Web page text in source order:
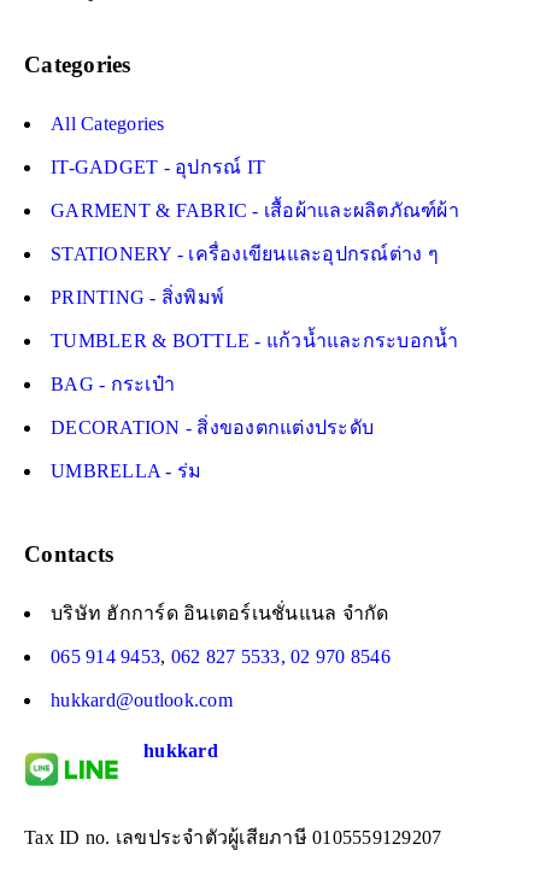
Categories
All Categories
IT-GADGET - อุปกรณ์ IT
GARMENT & FABRIC - เสื้อผ้าและผลิตภัณฑ์ผ้า
STATIONERY - เครื่องเขียนและอุปกรณ์ต่าง ๆ
PRINTING - สิ่งพิมพ์
TUMBLER & BOTTLE - แก้วน้ำและกระบอกน้ำ
BAG - กระเป๋า
DECORATION - สิ่งของตกแต่งประดับ
UMBRELLA - ร่ม
Contacts
บริษัท ฮักการ์ด อินเตอร์เนชั่นแนล จำกัด
065 914 9453, 062 827 5533, 02 970 8546
hukkard@outlook.com
hukkard
Tax ID no. เลขประจำตัวผู้เสียภาษี 0105559129207